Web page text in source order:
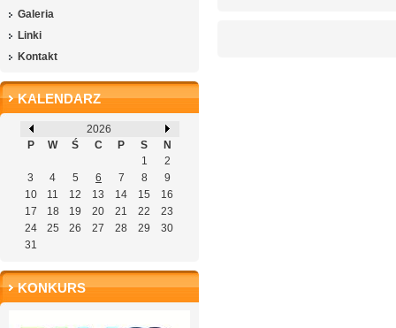
Galeria
Linki
Kontakt
KALENDARZ
2026
P
W Ś C P S
N
1
2
3
4 5 6 7 8
9
10
11 12 13 14 15
16
17
18 19 20 21 22
23
24
25 26 27 28 29
30
31
KONKURS